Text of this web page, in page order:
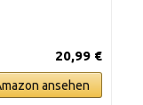
20,99 €
ansehen